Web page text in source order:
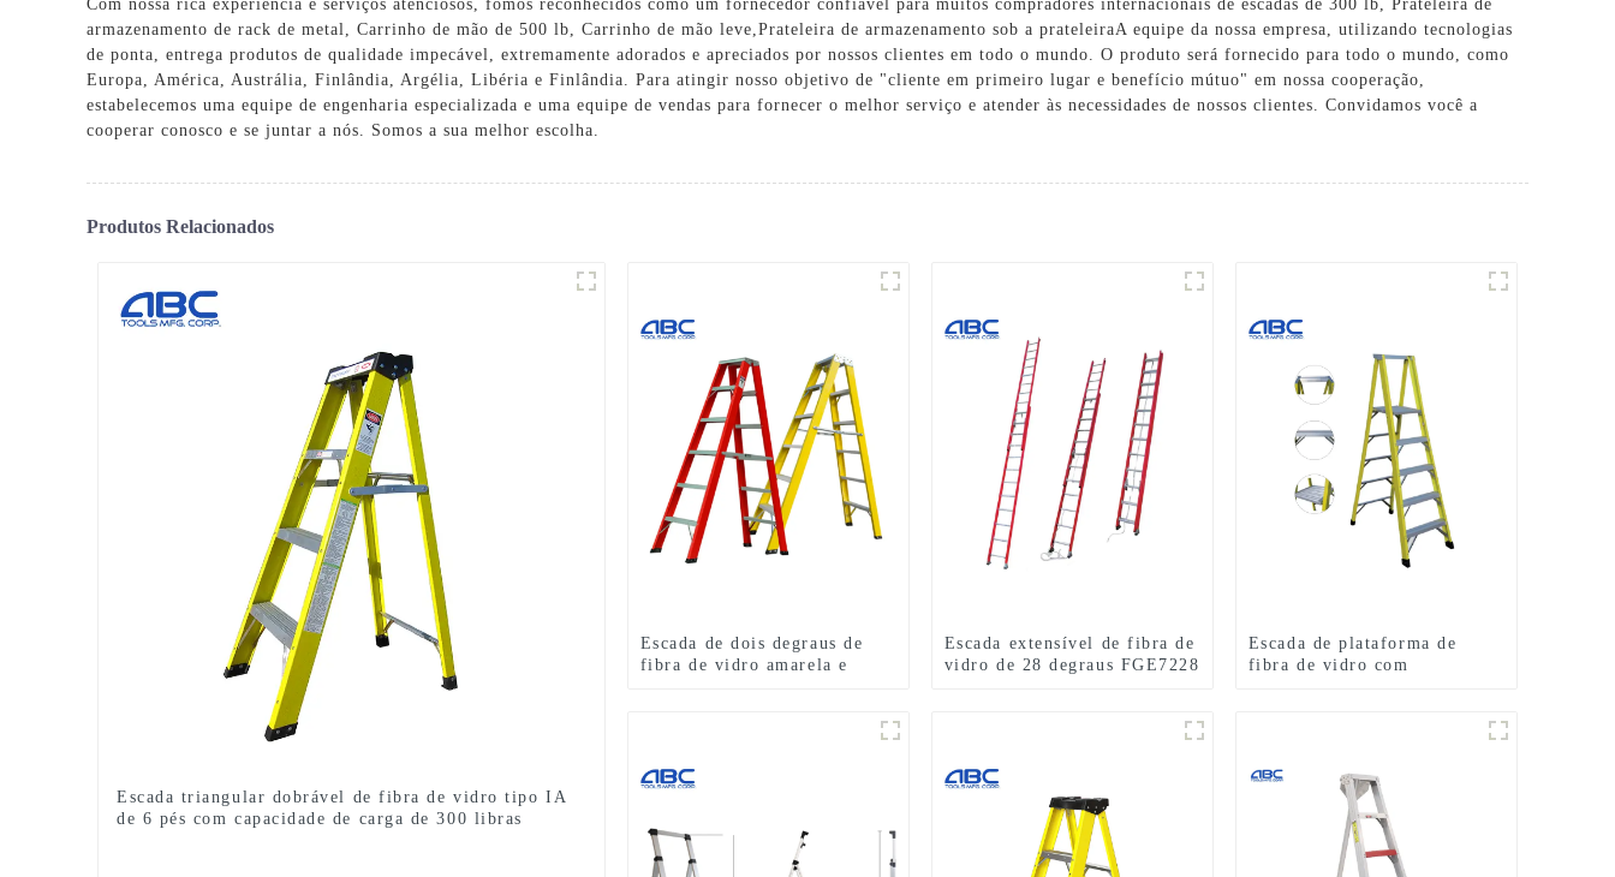
Com nossa rica experiência e serviços atenciosos, fomos reconhecidos como um fornecedor confiável para muitos compradores internacionais de escadas de 300 lb, Prateleira de
armazenamento de rack de metal
Carrinho de mão de 500 lb Carrinho de mão leve Prateleira de armazenamento sob a prateleiraA equipe da nossa empresa, utilizando tecnologias
de ponta, entrega produtos de qualidade impecável, extremamente adorados e apreciados por nossos clientes em todo o mundo. O produto será fornecido para todo o mundo, como
Europa, América, Austrália, Finlândia, Argélia, Libéria e Finlândia. Para atingir nosso objetivo de "cliente em primeiro lugar e benefício mútuo" em nossa cooperação,
estabelecemos uma equipe de engenharia especializada e uma equipe de vendas para fornecer o melhor serviço e atender às necessidades de nossos clientes. Convidamos você a
cooperar conosco e se juntar a nós. Somos a sua melhor escolha.
Produtos Relacionados
Escada triangular dobrável de fibra de vidro tipo IA
de 6 pés com capacidade de carga de 300 libras
Escada de dois degraus de
fibra de vidro amarela e
Escada extensível de fibra de
vidro de 28 degraus FGE7228
Escada de plataforma de
fibra de vidro com